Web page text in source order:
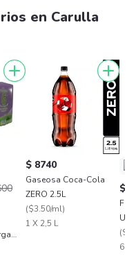
en Carulla
$ 8740
Gaseosa Coca-Cola
ZERO 2.5L
($3.50/ml)
1 X 2,5 L
$
Uht
(
6 x